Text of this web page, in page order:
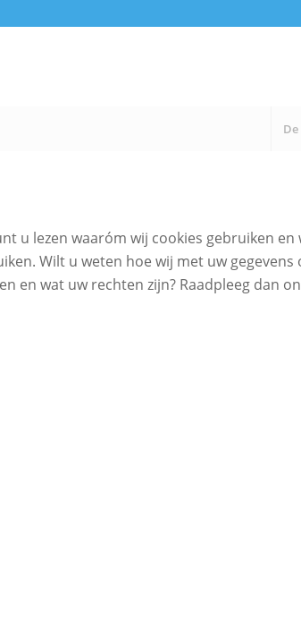
u lezen waaróm wij cookies gebruiken en
Wilt u weten hoe wij met uw gegevens
en wat uw rechten zijn? Raadpleeg dan